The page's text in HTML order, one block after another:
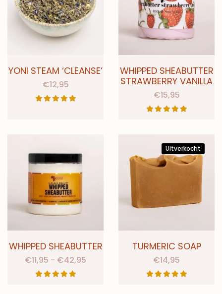
YONI STEAM ‘CLEANSE’
€12,95
WHIPPED SHEABUTTER
STRAWBERRY VANILLA
€15,95
WHIPPED SHEABUTTER
€11,95 - €42,95
Uitverkocht
TURMERIC SOAP
€14,95